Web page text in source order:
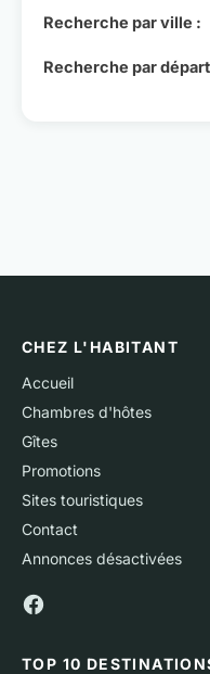
Recherche par ville :
Recherche par
CHEZ L'HABITANT
Accueil
Chambres d'hôtes
Gîtes
Promotions
Sites touristiques
Contact
Annonces désactivées
TOP 10